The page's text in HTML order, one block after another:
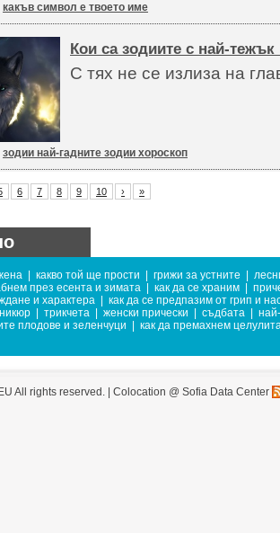
какъв символ е твоето име
Кои са зодиите с най-тежък
С тях не се излиза на
зодии най-гадните зодии хороскоп
6 7 8 9 10 › »
какво той ще прости грижи за устните
през есента и зимата
как да се храним
и характера
как да се предпазим от грип и
трикчета женски прически съдбата
плодове и зеленчуци
как да премахнем
All rights reserved. | Colocation @ Sofia Data Center